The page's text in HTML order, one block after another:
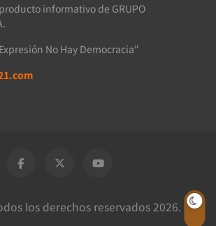
informativo de GRUPO
No Hay Democracia"
los derechos reservados 2026.